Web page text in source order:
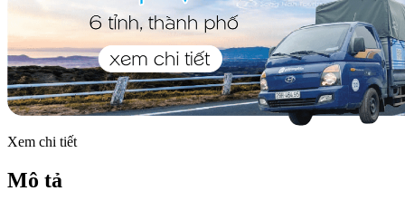
Xem chi tiết
Mô tả